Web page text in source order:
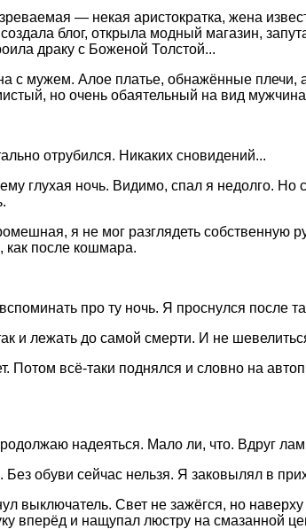
— некая аристократка, жена
блог, открыла модный магазин,
драку с Боженой Толстой...
с мужем. Алое платье, обнажённые плечи,
но очень обаятельный на вид
отрубился. Никаких сновидений...
глухая ночь. Видимо, спал я недолго. Но
я не мог разглядеть собственную
как после кошмара.
про ту ночь. Я проснулся после
и лежать до самой смерти. И не
Потом всё-таки поднялся и словно на
надеяться. Мало ли, что. Вдруг
обуви сейчас нельзя. Я заковылял в
выключатель. Свет не зажёгся, но наверху
вперёд и нащупал люстру на смазанной